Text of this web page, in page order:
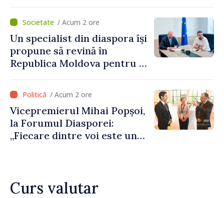
/ Acum 2 ore
Un specialist din diaspora își
propune să revină în
Republica Moldova pentru a
registrului naval național
/ Acum 2 ore
Vicepremierul Mihai Popșoi,
la Forumul Diasporei:
„Fiecare dintre voi este un
Curs valutar